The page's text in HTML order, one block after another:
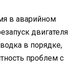
в аварийном
двигателя
в порядке,
проблем с